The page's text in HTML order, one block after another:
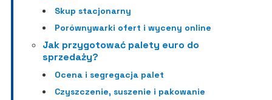
Skup stacjonarny
Porównywarki ofert i wyceny online
Jak przygotować palety euro do
sprzedaży?
Ocena i segregacja palet
Czyszczenie, suszenie i pakowanie